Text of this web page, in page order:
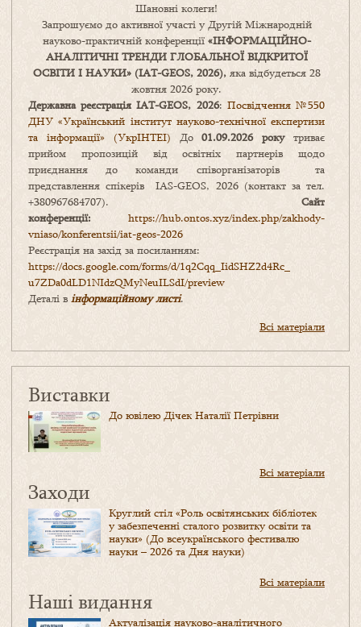
Шановні колеги!
Запрошуємо до активної участі у Другій Міжнародній
науково-практичній конференції «ІНФОРМАЦІЙНО-
АНАЛІТИЧНІ ТРЕНДИ ГЛОБАЛЬНОЇ ВІДКРИТОЇ
ОСВІТИ І НАУКИ» (IAT-GEOS, 2026),яка відбудеться 28
жовтня 2026 року.
Державна реєстрація IAT-GEOS, 2026: Посвідчення №550
ДНУ «Український інститут науково-технічної експертизи
та інформації» (УкрІНТЕІ) До01.09.2026 рокутриває
прийом пропозицій від освітніх партнерів щодо
приєднання до команди співорганізаторів та
представлення спікерів IAS-GEOS, 2026 (контакт за тел.
+380967684707). Сайт
конференції: https://hub.ontos.xyz/index.php/zakhody-
vniaso/konferentsii/iat-geos-2026
Реєстрація на захід за посиланням:
https://docs.google.com/forms/d/1q2Cqq_IidSHZ2d4Rc_
u7ZDa0dLD1NIdzQMyNeuILSdI/preview
Деталі в інформаційному листі.
Всі матеріали
Виставки
До ювілею Дічек Наталії Петрівни
Всі матеріали
Заходи
Круглий стіл «Роль освітянських бібліотек
у забезпеченні сталого розвитку освіти та
науки» (До всеукраїнського фестивалю
науки – 2026 та Дня науки)
Всі матеріали
Наші видання
Актуалізація науково-аналітичного